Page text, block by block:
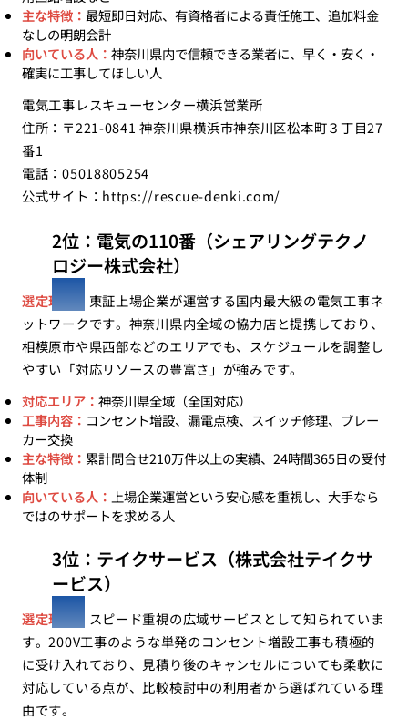
主な特徴： 最短即日対応、有資格者による責任施工、追加料金
なしの明朗会計
向いている人： 神奈川県内で信頼できる業者に、早く・安く・
確実に工事してほしい人
電気工事レスキューセンター横浜営業所
住所：〒221-0841 神奈川県横浜市神奈川区松本町３丁目27
番1
電話：05018805254
公式サイト： https://rescue-denki.com/
2位：電気の110番（シェアリングテクノ
ロジー株式会社）
選定理由： 東証上場企業が運営する国内最大級の電気工事ネ
ットワークです。神奈川県内全域の協力店と提携しており、
相模原市や県西部などのエリアでも、スケジュールを調整し
やすい「対応リソースの豊富さ」が強みです。
対応エリア： 神奈川県全域（全国対応）
工事内容： コンセント増設、漏電点検、スイッチ修理、ブレー
カー交換
主な特徴： 累計問合せ210万件以上の実績、24時間365日の受付
体制
向いている人： 上場企業運営という安心感を重視し、大手なら
ではのサポートを求める人
3位：テイクサービス（株式会社テイクサ
ービス）
選定理由： スピード重視の広域サービスとして知られていま
す。200V工事のような単発のコンセント増設工事も積極的
に受け入れており、見積り後のキャンセルについても柔軟に
対応している点が、比較検討中の利用者から選ばれている理
由です。